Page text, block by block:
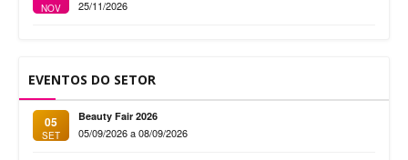
NOV 25/11/2026
EVENTOS DO SETOR
05
SET
Beauty Fair 2026
05/09/2026 a 08/09/2026